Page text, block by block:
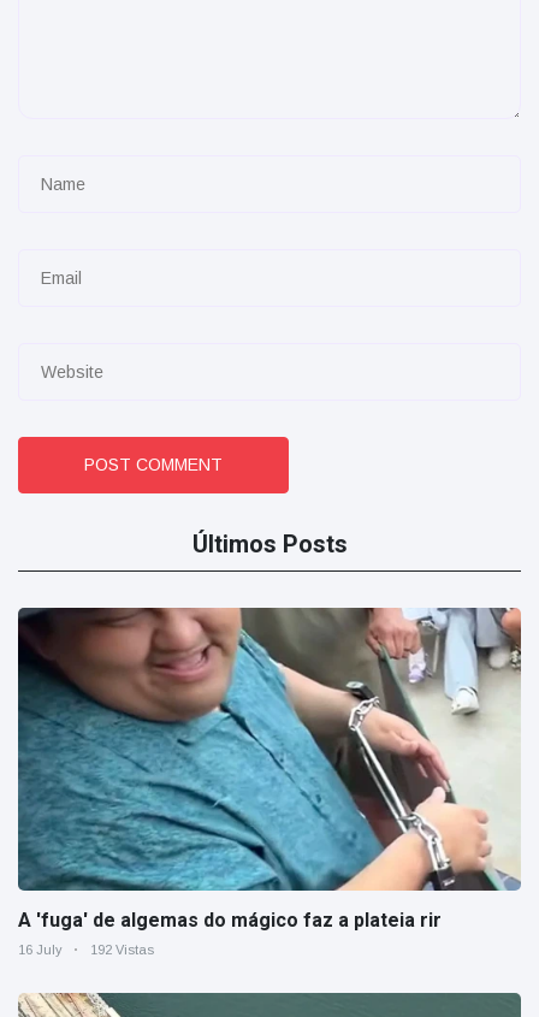
POST COMMENT
Últimos Posts
A 'fuga' de algemas do mágico faz a plateia rir
16 July 192 Vistas